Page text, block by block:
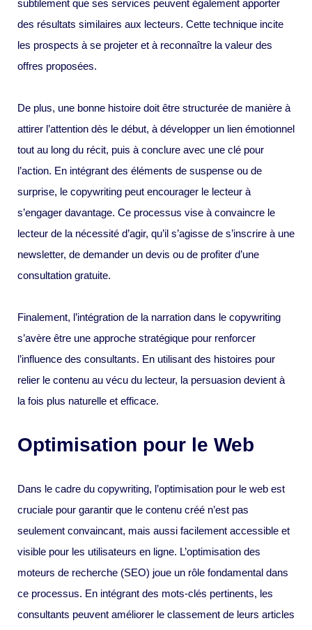
subtilement que ses services peuvent également apporter
des résultats similaires aux lecteurs. Cette technique incite
les prospects à se projeter et à reconnaître la valeur des
offres proposées.
De plus, une bonne histoire doit être structurée de manière à
attirer l’attention dès le début, à développer un lien émotionnel
tout au long du récit, puis à conclure avec une clé pour
l’action. En intégrant des éléments de suspense ou de
surprise, le copywriting peut encourager le lecteur à
s’engager davantage. Ce processus vise à convaincre le
lecteur de la nécessité d’agir, qu’il s’agisse de s’inscrire à une
newsletter, de demander un devis ou de profiter d’une
consultation gratuite.
Finalement, l’intégration de la narration dans le copywriting
s’avère être une approche stratégique pour renforcer
l’influence des consultants. En utilisant des histoires pour
relier le contenu au vécu du lecteur, la persuasion devient à
la fois plus naturelle et efficace.
Optimisation pour le Web
Dans le cadre du copywriting, l’optimisation pour le web est
cruciale pour garantir que le contenu créé n’est pas
seulement convaincant, mais aussi facilement accessible et
visible pour les utilisateurs en ligne. L’optimisation des
moteurs de recherche (SEO) joue un rôle fondamental dans
ce processus. En intégrant des mots-clés pertinents, les
consultants peuvent améliorer le classement de leurs articles